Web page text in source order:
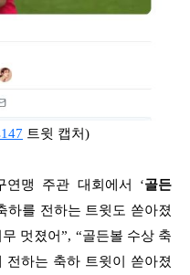
트윗 캡처)
연맹 주관 대회에서 ‘골든
하를 전하는 트윗도 쏟아졌
멋졌어”, “골든볼 수상 축
하는 축하 트윗이 쏟아졌